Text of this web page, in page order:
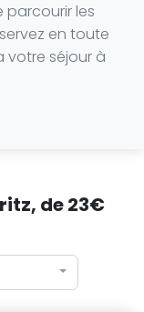
parcourir les
en toute
votre séjour à
de 23€